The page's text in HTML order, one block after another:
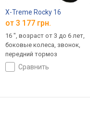
X-Treme Rocky 16
от 3 177 грн.
16 ", возраст от 3 до 6 лет,
боковые колеса, звонок,
передний тормоз
сравнить